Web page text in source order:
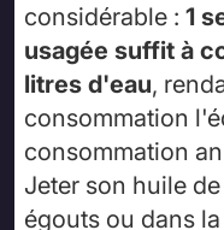
considérable : 1
usagée suffit à
litres d'eau,
consommation
consommation
Jeter son huile
égouts ou dans